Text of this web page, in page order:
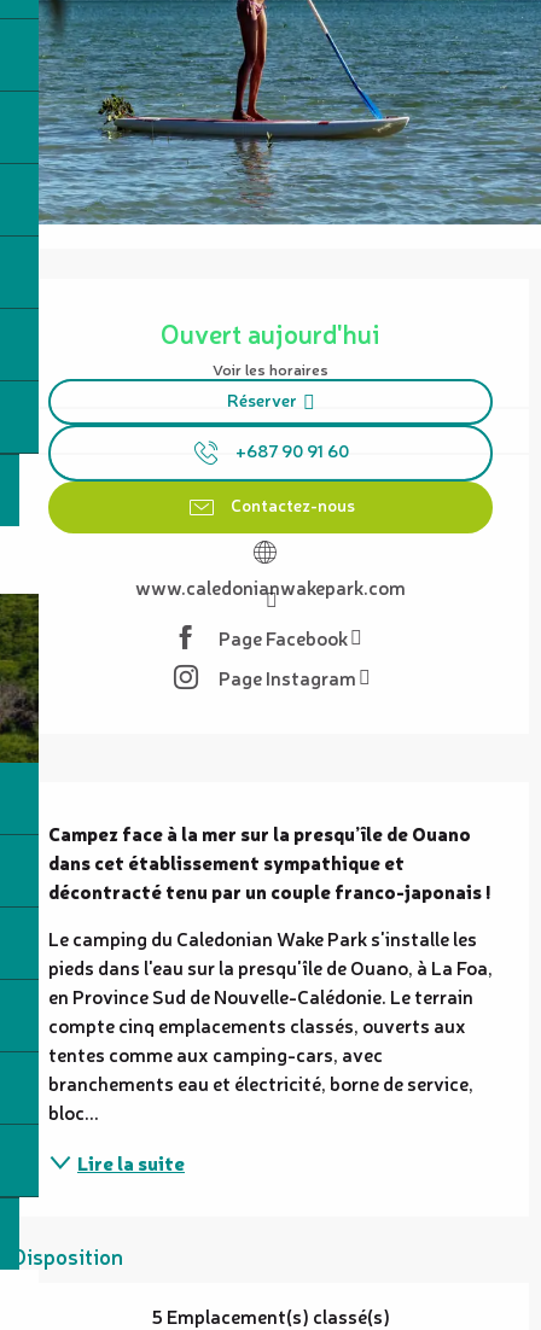
Ouvert aujourd'hui
Voir les horaires
Réserver
+687 90 91 60
Contactez-nous
www.caledonianwakepark.com
Page Facebook
Page Instagram
Campez face à la mer sur la presqu’île de Ouano
dans cet établissement sympathique et
décontracté tenu par un couple franco-japonais !
Le camping du Caledonian Wake Park s'installe les
pieds dans l'eau sur la presqu'île de Ouano, à La Foa,
en Province Sud de Nouvelle-Calédonie. Le terrain
compte cinq emplacements classés, ouverts aux
tentes comme aux camping-cars, avec
branchements eau et électricité, borne de service,
bloc...
Lire la suite
Disposition
5 Emplacement(s) classé(s)